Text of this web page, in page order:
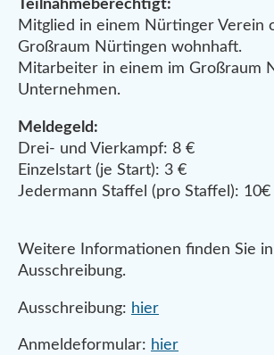
Teilnahmeberechtigt:
Mitglied in einem Nürtinger Verein
Großraum Nürtingen wohnhaft.
Mitarbeiter in einem im Großraum
Unternehmen.
Meldegeld:
Drei- und Vierkampf: 8 €
Einzelstart (je Start): 3 €
Jedermann Staffel (pro Staffel): 10€
Weitere Informationen finden Sie
Ausschreibung.
Ausschreibung: hier
Anmeldeformular: hier